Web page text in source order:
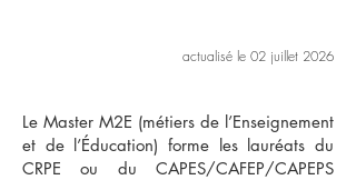
actualisé le 02 juillet 2026
Le Master M2E (métiers de l’Enseignement
et de l’Éducation) forme les lauréats du
CRPE ou du CAPES/CAFEP/CAPEPS